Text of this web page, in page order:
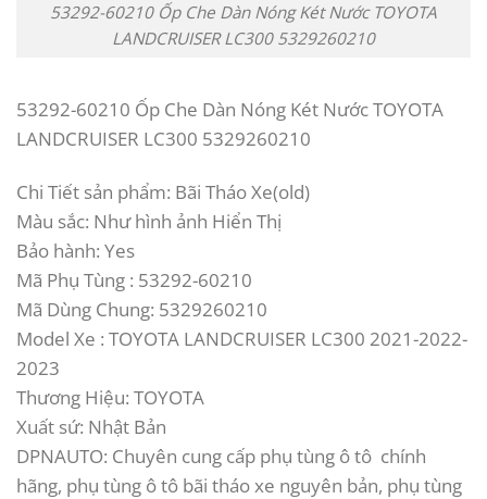
53292-60210 Ốp Che Dàn Nóng Két Nước TOYOTA
LANDCRUISER LC300 5329260210
53292-60210 Ốp Che Dàn Nóng Két Nước TOYOTA
LANDCRUISER LC300 5329260210
Chi Tiết sản phẩm: Bãi Tháo Xe(old)
Màu sắc: Như hình ảnh Hiển Thị
Bảo hành: Yes
Mã Phụ Tùng : 53292-60210
Mã Dùng Chung: 5329260210
Model Xe : TOYOTA LANDCRUISER LC300 2021-2022-
2023
Thương Hiệu: TOYOTA
Xuất sứ: Nhật Bản
DPNAUTO: Chuyên cung cấp phụ tùng ô tô chính
hãng, phụ tùng ô tô bãi tháo xe nguyên bản, phụ tùng